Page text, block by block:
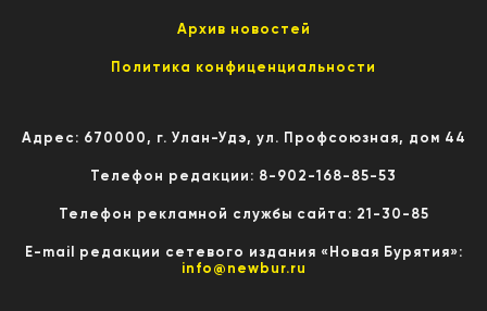
Архив новостей
Политика конфиценциальности
Адрес: 670000, г. Улан-Удэ, ул. Профсоюзная, дом 44
Телефон редакции: 8-902-168-85-53
Телефон рекламной службы сайта: 21-30-85
E-mail редакции сетевого издания «Новая Бурятия»:
info@newbur.ru